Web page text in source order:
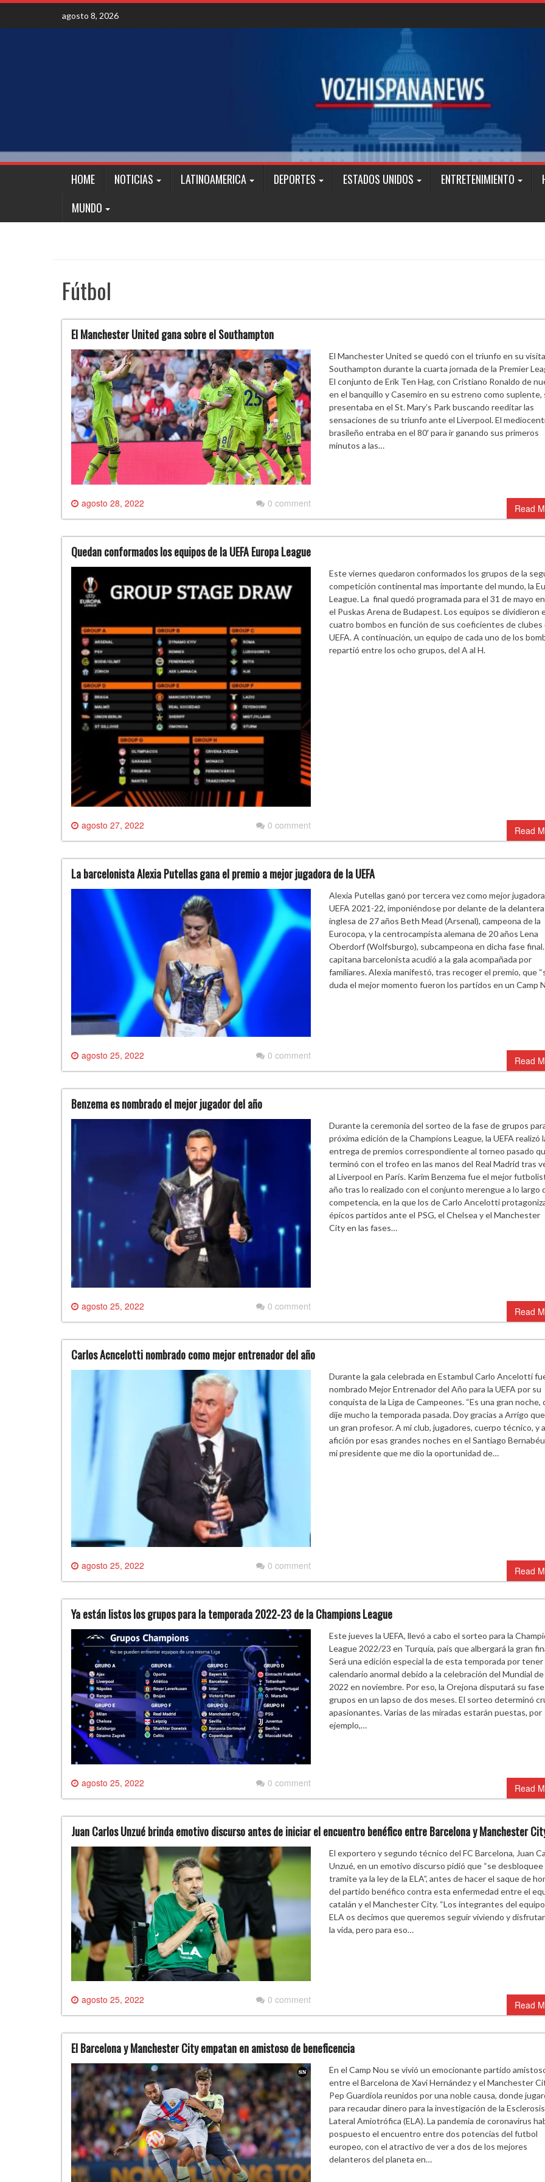
Skip
content
agosto 8, 2026
HOME NOTICIAS LATINOAMERICA DEPORTES ESTADOS UNIDOS ENTRETENIMIENTO
MUNDO
Fútbol
El Manchester United gana sobre el Southampton
agosto 28, 2022 0 comment
El Manchester United se quedó con el triunfo en su
Southampton durante la cuarta jornada de la Premier
El conjunto de Erik Ten Hag, con Cristiano Ronaldo de
en el banquillo y Casemiro en su estreno como suplente,
presentaba en el St. Mary’s Park buscando reeditar las
sensaciones de su triunfo ante el Liverpool. El
brasileño entraba en el 80′ para ir ganando sus primeros
minutos a las…
Read
Quedan conformados los equipos de la UEFA Europa League
agosto 27, 2022 0 comment
Este viernes quedaron conformados los grupos de la
competición continental mas importante del mundo, la
League. La final quedó programada para el 31 de mayo en
el Puskas Arena de Budapest. Los equipos se dividieron
cuatro bombos en función de sus coeficientes de clubes
UEFA. A continuación, un equipo de cada uno de los
repartió entre los ocho grupos, del A al H.
Read
La barcelonista Alexia Putellas gana el premio a mejor jugadora de la UEFA
agosto 25, 2022 0 comment
Alexia Putellas ganó por tercera vez como mejor
UEFA 2021-22, imponiéndose por delante de la delantera
inglesa de 27 años Beth Mead (Arsenal), campeona de la
Eurocopa, y la centrocampista alemana de 20 años Lena
Oberdorf (Wolfsburgo), subcampeona en dicha fase final.
capitana barcelonista acudió a la gala acompañada por
familiares. Alexia manifestó, tras recoger el premio, que
duda el mejor momento fueron los partidos en un Camp
Read
Benzema es nombrado el mejor jugador del año
agosto 25, 2022 0 comment
Durante la ceremonia del sorteo de la fase de grupos
próxima edición de la Champions League, la UEFA realizó
entrega de premios correspondiente al torneo pasado
terminó con el trofeo en las manos del Real Madrid tras
al Liverpool en París. Karim Benzema fue el mejor
año tras lo realizado con el conjunto merengue a lo largo
competencia, en la que los de Carlo Ancelotti
épicos partidos ante el PSG, el Chelsea y el Manchester
City en las fases…
Read
Carlos Acncelotti nombrado como mejor entrenador del año
agosto 25, 2022 0 comment
Durante la gala celebrada en Estambul Carlo Ancelotti
nombrado Mejor Entrenador del Año para la UEFA por su
conquista de la Liga de Campeones. “Es una gran noche,
dije mucho la temporada pasada. Doy gracias a Arrigo
un gran profesor. A mi club, jugadores, cuerpo técnico, y
afición por esas grandes noches en el Santiago
mi presidente que me dio la oportunidad de…
Read
Ya están listos los grupos para la temporada 2022-23 de la Champions League
agosto 25, 2022 0 comment
Este jueves la UEFA, llevó a cabo el sorteo para la
League 2022/23 en Turquía, país que albergará la gran
Será una edición especial la de esta temporada por tener
calendario anormal debido a la celebración del Mundial
2022 en noviembre. Por eso, la Orejona disputará su
grupos en un lapso de dos meses. El sorteo determinó
apasionantes. Varias de las miradas estarán puestas, por
ejemplo,…
Read
Juan Carlos Unzué brinda emotivo discurso antes de iniciar el encuentro benéfico entre Barcelona y Manchester
agosto 25, 2022 0 comment
El exportero y segundo técnico del FC Barcelona, Juan
Unzué, en un emotivo discurso pidió que “se desbloquee
tramite ya la ley de la ELA”, antes de hacer el saque de
del partido benéfico contra esta enfermedad entre el
catalán y el Manchester City. “Los integrantes del
ELA os decimos que queremos seguir viviendo y
la vida, pero para eso…
Read
El Barcelona y Manchester City empatan en amistoso de beneficencia
En el Camp Nou se vivió un emocionante partido
entre el Barcelona de Xavi Hernández y el Manchester
Pep Guardiola reunidos por una noble causa, donde
para recaudar dinero para la investigación de la Esclerosis
Lateral Amiotrófica (ELA). La pandemia de coronavirus
pospuesto el encuentro entre dos potencias del futbol
europeo, con el atractivo de ver a dos de los mejores
delanteros del planeta en…